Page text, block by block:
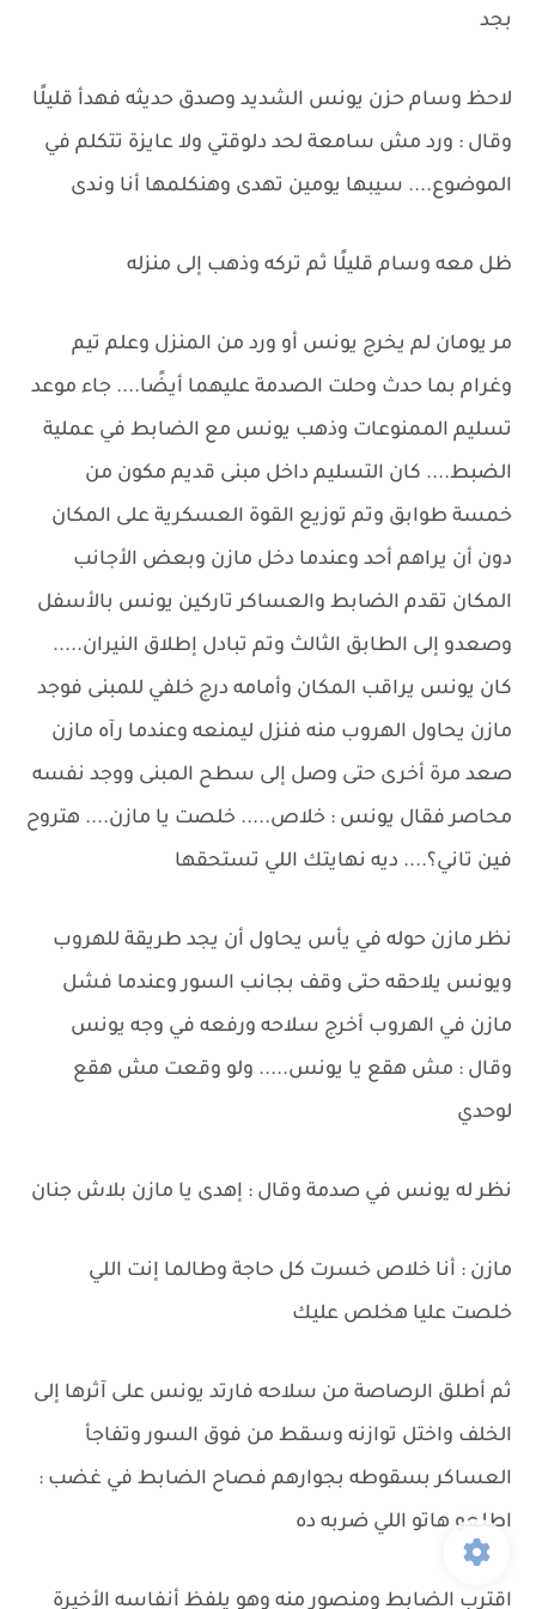
بجد
لاحظ وسام حزن يونس الشديد وصدق حديثه فهدأ قليلًا
وقال : ورد مش سامعة لحد دلوقتي ولا عايزة تتكلم في
الموضوع.... سيبها يومين تهدى وهنكلمها أنا وندى
ظل معه وسام قليلًا ثم تركه وذهب إلى منزله
مر يومان لم يخرج يونس أو ورد من المنزل وعلم تيم
وغرام بما حدث وحلت الصدمة عليهما أيضًا.... جاء موعد
تسليم الممنوعات وذهب يونس مع الضابط في عملية
الضبط.... كان التسليم داخل مبنى قديم مكون من
خمسة طوابق وتم توزيع القوة العسكرية على المكان
دون أن يراهم أحد وعندما دخل مازن وبعض الأجانب
المكان تقدم الضابط والعساكر تاركين يونس بالأسفل
وصعدو إلى الطابق الثالث وتم تبادل إطلاق النيران.....
كان يونس يراقب المكان وأمامه درج خلفي للمبنى فوجد
مازن يحاول الهروب منه فنزل ليمنعه وعندما رآه مازن
صعد مرة أخرى حتى وصل إلى سطح المبنى ووجد نفسه
محاصر فقال يونس : خلاص..... خلصت يا مازن.... هتروح
فين تاني؟.... ديه نهايتك اللي تستحقها
نظر مازن حوله في يأس يحاول أن يجد طريقة للهروب
ويونس يلاحقه حتى وقف بجانب السور وعندما فشل
مازن في الهروب أخرج سلاحه ورفعه في وجه يونس
وقال : مش هقع يا يونس..... ولو وقعت مش هقع
لوحدي
نظر له يونس في صدمة وقال : إهدى يا مازن بلاش جنان
مازن : أنا خلاص خسرت كل حاجة وطالما إنت اللي
خلصت عليا هخلص عليك
ثم أطلق الرصاصة من سلاحه فارتد يونس على آثرها إلى
الخلف واختل توازنه وسقط من فوق السور وتفاجأ
العساكر بسقوطه بجوارهم فصاح الضابط في غضب :
اطلعو هاتو اللي ضربه ده
اقترب الضابط ومنصور منه وهو يلفظ أنفاسه الأخيرة